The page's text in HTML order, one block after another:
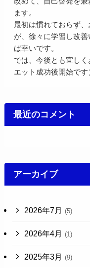
ます。
最初は慣れておらず
が、徐々に学習し改
ば幸いです。
では、今後とも宜し
エット成功後開始です
最近のコメント
アーカイブ
2026年7月 (5)
2026年4月 (1)
2025年3月 (9)